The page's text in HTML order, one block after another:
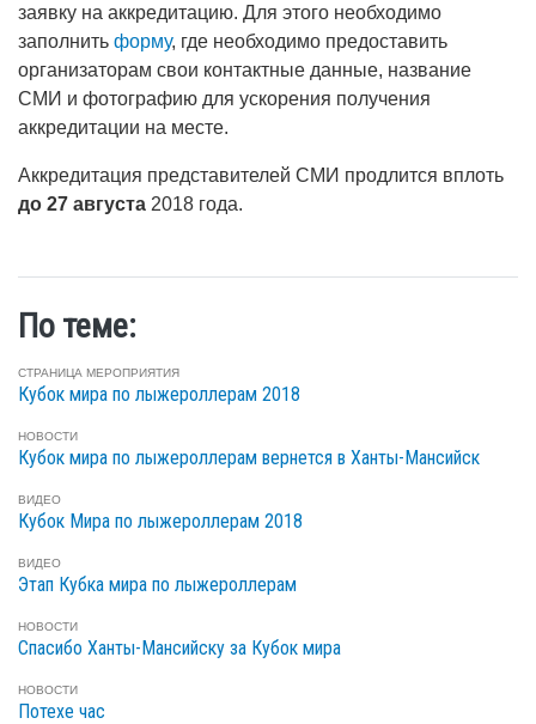
заявку на аккредитацию. Для этого необходимо
заполнить форму, где необходимо предоставить
организаторам свои контактные данные, название
СМИ и фотографию для ускорения получения
аккредитации на месте.
Аккредитация представителей СМИ продлится вплоть
до 27 августа 2018 года.
По теме:
СТРАНИЦА МЕРОПРИЯТИЯ
Кубок мира по лыжероллерам 2018
НОВОСТИ
Кубок мира по лыжероллерам вернется в Ханты-Мансийск
ВИДЕО
Кубок Мира по лыжероллерам 2018
ВИДЕО
Этап Кубка мира по лыжероллерам
НОВОСТИ
Спасибо Ханты-Мансийску за Кубок мира
НОВОСТИ
Потехе час